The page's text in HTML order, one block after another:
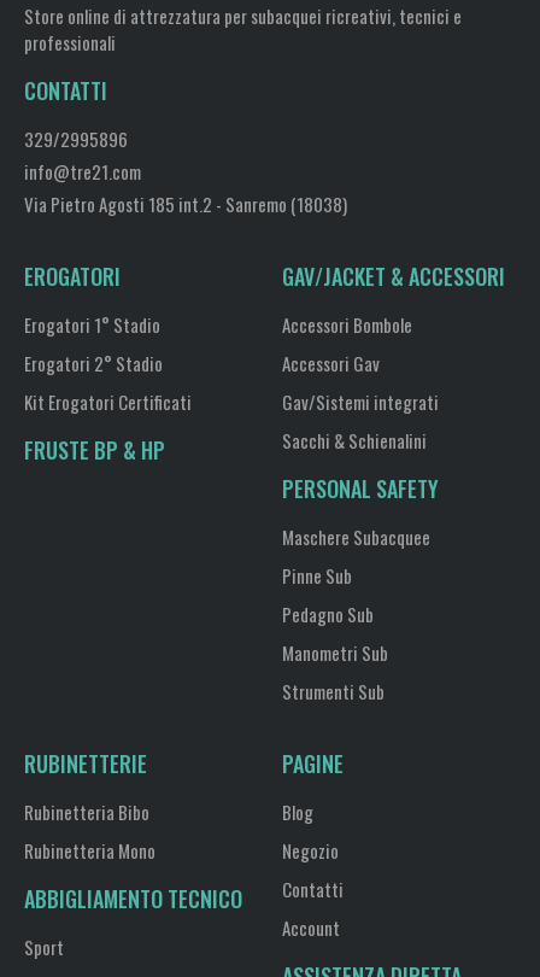
Store online di attrezzatura per subacquei ricreativi, tecnici e
professionali
CONTATTI
329/2995896
info@tre21.com
Via Pietro Agosti 185 int.2 - Sanremo (18038)
EROGATORI
Erogatori 1° Stadio
Erogatori 2° Stadio
Kit Erogatori Certificati
FRUSTE BP & HP
GAV/JACKET & ACCESSORI
Accessori Bombole
Accessori Gav
Gav/Sistemi integrati
Sacchi & Schienalini
PERSONAL SAFETY
Maschere Subacquee
Pinne Sub
Pedagno Sub
Manometri Sub
Strumenti Sub
RUBINETTERIE
Rubinetteria Bibo
Rubinetteria Mono
ABBIGLIAMENTO TECNICO
Sport
PAGINE
Blog
Negozio
Contatti
Account